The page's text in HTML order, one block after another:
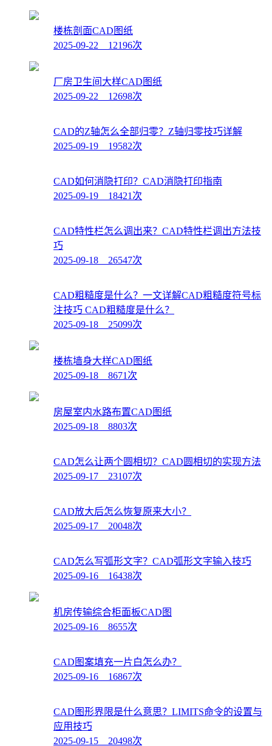
楼栋剖面CAD图纸
2025-09-22 12196次
厂房卫生间大样CAD图纸
2025-09-22 12698次
CAD的Z轴怎么全部归零？Z轴归零技巧详解
2025-09-19 19582次
CAD如何消隐打印？CAD消隐打印指南
2025-09-19 18421次
CAD特性栏怎么调出来？CAD特性栏调出方法技
巧
2025-09-18 26547次
CAD粗糙度是什么？一文详解CAD粗糙度符号标
注技巧 CAD粗糙度是什么？
2025-09-18 25099次
楼栋墙身大样CAD图纸
2025-09-18 8671次
房屋室内水路布置CAD图纸
2025-09-18 8803次
CAD怎么让两个圆相切？CAD圆相切的实现方法
2025-09-17 23107次
CAD放大后怎么恢复原来大小？
2025-09-17 20048次
CAD怎么写弧形文字？CAD弧形文字输入技巧
2025-09-16 16438次
机房传输综合柜面板CAD图
2025-09-16 8655次
CAD图案填充一片白怎么办？
2025-09-16 16867次
CAD图形界限是什么意思？LIMITS命令的设置与
应用技巧
2025-09-15 20498次